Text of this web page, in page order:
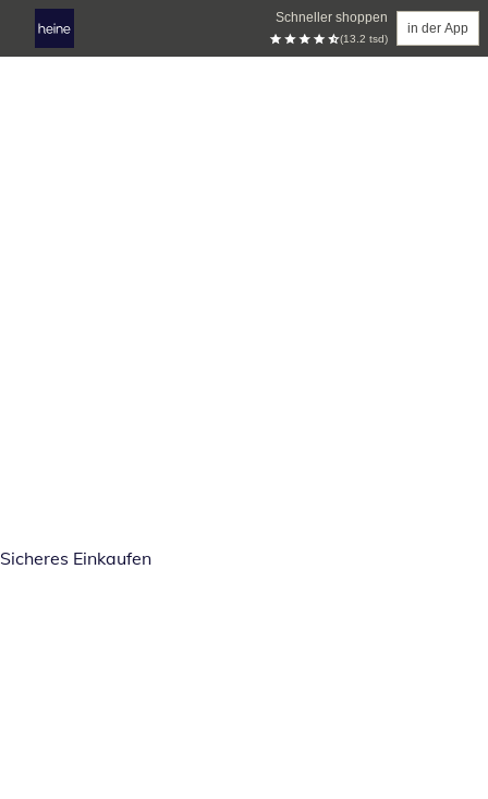
Schneller shoppen
(13.2 tsd)
in der App
Sicheres Einkaufen